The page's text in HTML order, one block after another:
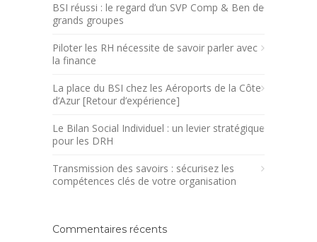
BSI réussi : le regard d’un SVP Comp & Ben de
grands groupes
Piloter les RH nécessite de savoir parler avec
la finance
La place du BSI chez les Aéroports de la Côte
d’Azur [Retour d’expérience]
Le Bilan Social Individuel : un levier stratégique
pour les DRH
Transmission des savoirs : sécurisez les
compétences clés de votre organisation
Commentaires récents